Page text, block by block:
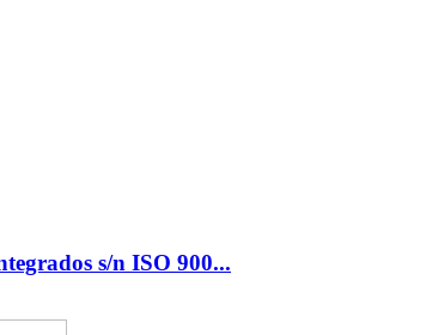
s/n ISO 900...